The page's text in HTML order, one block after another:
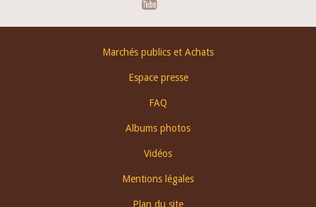
Marchés publics et Achats
Espace presse
FAQ
Albums photos
Vidéos
Mentions légales
Plan du site